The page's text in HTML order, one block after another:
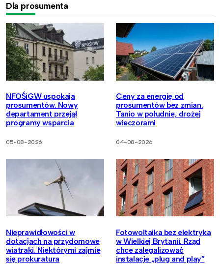
Dla prosumenta
NFOŚiGW uspokaja
prosumentów. Nowy
departament przejął
programy wsparcia
05-08-2026
Ceny za energię od
prosumentów bez zmian.
Tanio w południe, drożej
wieczorami
04-08-2026
Nieprawidłowości w
dotacjach na przydomowe
wiatraki. Niektórymi zajmie
się prokuratura
Fotowoltaika bez elektryka
w Wielkiej Brytanii. Rząd
chce zalegalizować
instalacje „plug and play”